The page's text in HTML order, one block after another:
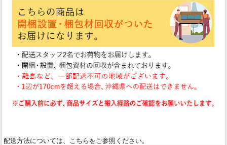
配送方法については、こちらをご参照ください。